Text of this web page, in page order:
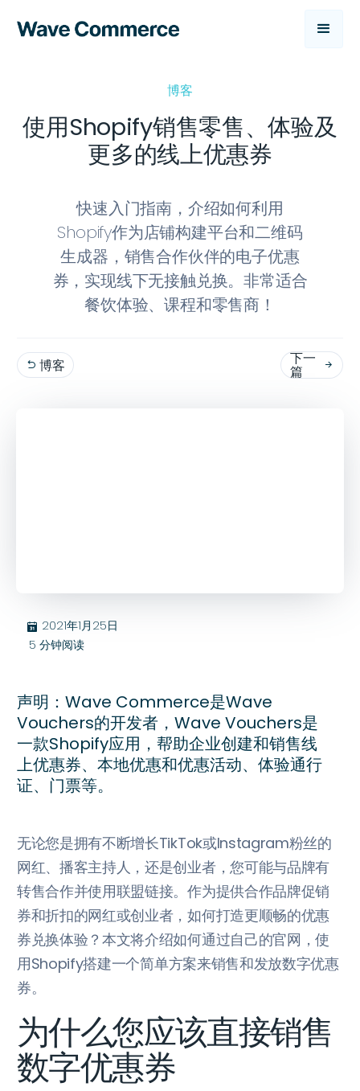
博客
使用Shopify销售零售、体验及
更多的线上优惠券
快速入门指南，介绍如何利用
Shopify作为店铺构建平台和二维码
生成器，销售合作伙伴的电子优惠
券，实现线下无接触兑换。非常适合
餐饮体验、课程和零售商！
 博客
下一
篇

בּ 2021年1月25日
5 分钟阅读
声明：Wave Commerce是Wave
Vouchers的开发者，Wave Vouchers是
一款Shopify应用，帮助企业创建和销售线
上优惠券、本地优惠和优惠活动、体验通行
证、门票等。
无论您是拥有不断增长TikTok或Instagram粉丝的
网红、播客主持人，还是创业者，您可能与品牌有
转售合作并使用联盟链接。作为提供合作品牌促销
券和折扣的网红或创业者，如何打造更顺畅的优惠
券兑换体验？本文将介绍如何通过自己的官网，使
用Shopify搭建一个简单方案来销售和发放数字优惠
券。
为什么您应该直接销售
数字优惠券